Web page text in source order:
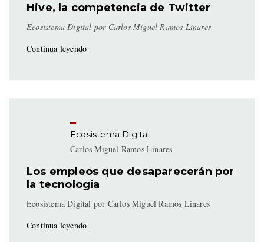
Hive, la competencia de Twitter
Ecosistema Digital por Carlos Miguel Ramos Linares
Continua leyendo
Ecosistema Digital
Carlos Miguel Ramos Linares
Los empleos que desaparecerán por
la tecnología
Ecosistema Digital por Carlos Miguel Ramos Linares
Continua leyendo